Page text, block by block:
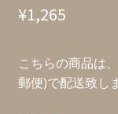
¥1,265
こちらの商品は
郵便)で配送致し